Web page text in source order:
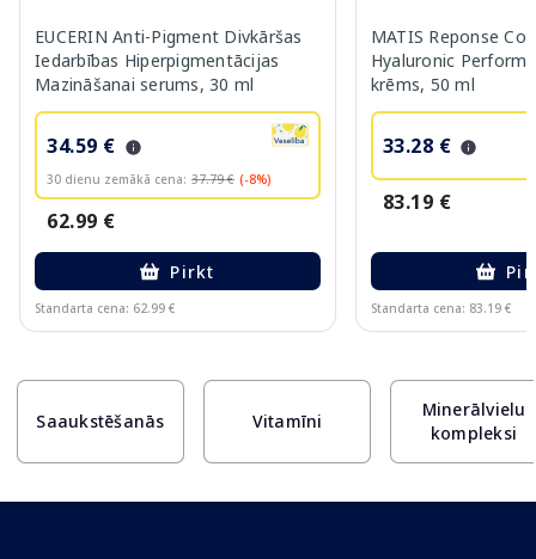
EUCERIN Anti-Pigment Divkāršas
Iedarbības Hiperpigmentācijas
Mazināšanai serums, 30 ml
34.59 €
30 dienu zemākā cena: 37.79 € (-8%)
62.99 €
Pirkt
Standarta cena: 62.99 €
MATIS Reponse
Hyaluronic
krēms, 50 ml
33.28 €
83.19 €
Standarta cena: 83.19 €
Saaukstēšanās Vitamīni
Minerālvielu
kompleksi